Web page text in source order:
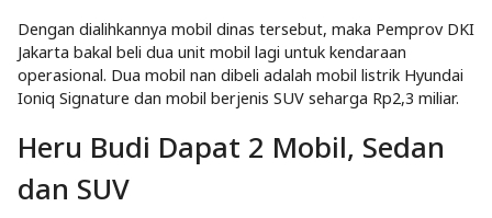
Dengan dialihkannya mobil dinas tersebut, maka Pemprov DKI
Jakarta bakal beli dua unit mobil lagi untuk kendaraan
operasional. Dua mobil nan dibeli adalah mobil listrik Hyundai
Ioniq Signature dan mobil berjenis SUV seharga Rp2,3 miliar.
Heru Budi Dapat 2 Mobil, Sedan
dan SUV